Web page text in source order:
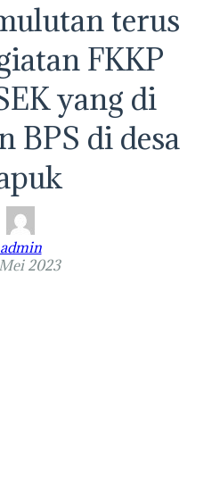
terus
FKKP
yang di
BPS di desa
admin
2023